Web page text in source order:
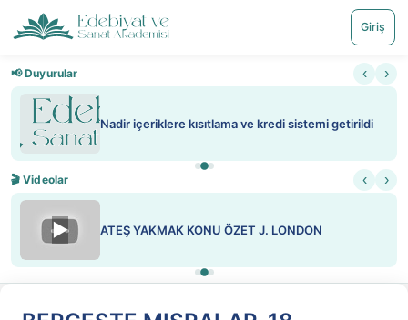
Giriş
📢 Duyurular ‹ ›
Nadir içeriklere kısıtlama ve kredi sistemi getirildi
🎬 Videolar ‹ ›
▶ ATEŞ YAKMAK KONU ÖZET J. LONDON